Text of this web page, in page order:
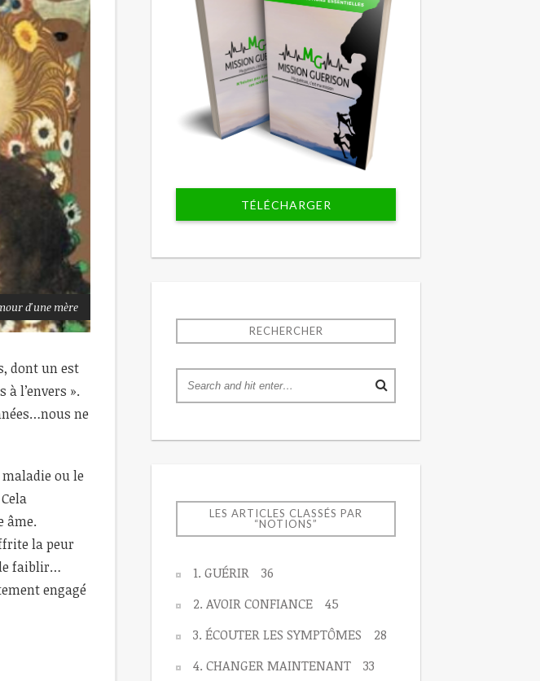
d'une mère
dont un est
l’envers ».
ne
ou le
âme.
la peur
faiblir…
engagé
TÉLÉCHARGER
RECHERCHER
LES ARTICLES CLASSÉS PAR
“NOTIONS”
1. GUÉRIR
36
2. AVOIR CONFIANCE
45
3. ÉCOUTER LES SYMPTÔMES
28
4. CHANGER MAINTENANT
33